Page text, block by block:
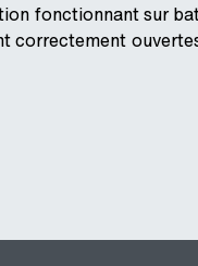
fonctionnant sur
correctement